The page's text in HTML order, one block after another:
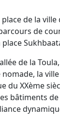
de la ville
de
de la
la
du XXème
bâtiments de